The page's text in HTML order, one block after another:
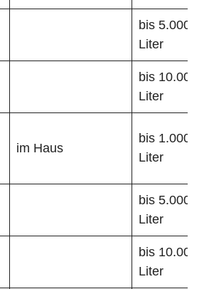
bis 5.000
Liter
bis 10.000
Liter
im Haus
bis 1.000
Liter
bis 5.000
Liter
bis 10.000
Liter